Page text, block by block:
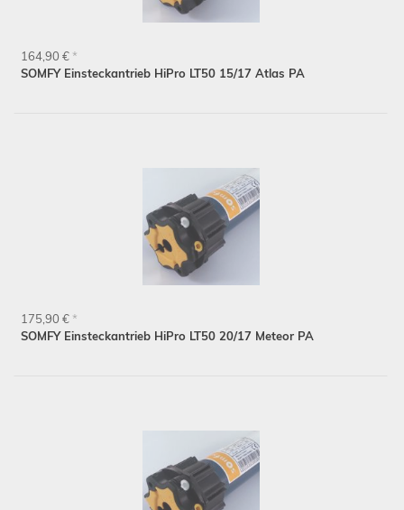
SOMFY Einsteckantrieb HiPro LT50 15/17 Atlas PA
164,90 € *
SOMFY Einsteckantrieb HiPro LT50 20/17 Meteor PA
175,90 € *